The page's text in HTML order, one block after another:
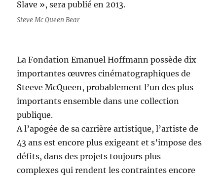
Slave », sera publié en 2013.
Steve Mc Queen Bear
La Fondation Emanuel Hoffmann possède dix
importantes œuvres cinématographiques de
Steeve McQueen, probablement l’un des plus
importants ensemble dans une collection
publique.
A l’apogée de sa carrière artistique, l’artiste de
43 ans est encore plus exigeant et s’impose des
défits, dans des projets toujours plus
complexes qui rendent les contraintes encore